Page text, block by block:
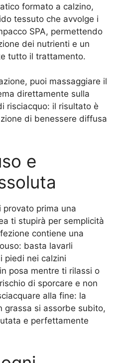
formato a calzino,
tessuto che avvolge i
SPA, permettendo
dei nutrienti e un
tutto il trattamento.
puoi massaggiare il
direttamente sulla
risciacquo: il risultato è
di benessere diffusa
e
provato prima una
ti stupirà per semplicità
contiene una
basta lavarli
piedi nei calzini
posa mentre ti rilassi o
di sporcare e non
alla fine: la
grassa si assorbe subito,
e perfettamente